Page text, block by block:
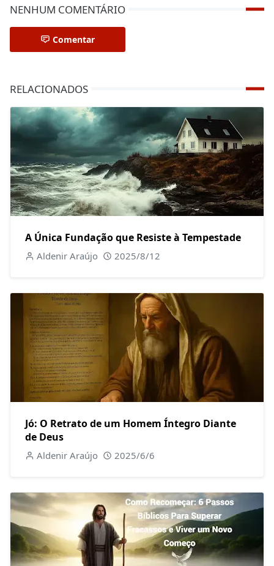
NENHUM COMENTÁRIO
Comentar
RELACIONADOS
A Única Fundação que Resiste à Tempestade
Aldenir Araújo 2025/8/12
Jó: O Retrato de um Homem Íntegro Diante
de Deus
Aldenir Araújo 2025/6/6